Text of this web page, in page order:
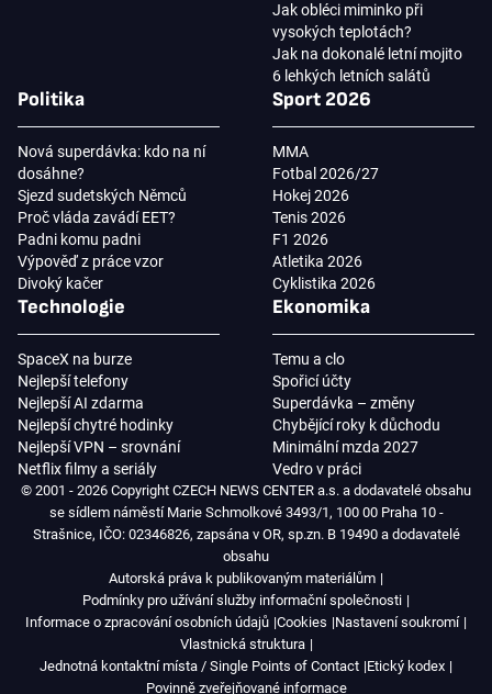
Jak obléci miminko při
vysokých teplotách?
Jak na dokonalé letní mojito
6 lehkých letních salátů
Politika
Nová superdávka: kdo na ní
dosáhne?
Sjezd sudetských Němců
Proč vláda zavádí EET?
Padni komu padni
Výpověď z práce vzor
Divoký kačer
Sport 2026
MMA
Fotbal 2026/27
Hokej 2026
Tenis 2026
F1 2026
Atletika 2026
Cyklistika 2026
Technologie
SpaceX na burze
Nejlepší telefony
Nejlepší AI zdarma
Nejlepší chytré hodinky
Nejlepší VPN – srovnání
Netflix filmy a seriály
Ekonomika
Temu a clo
Spořicí účty
Superdávka – změny
Chybějící roky k důchodu
Minimální mzda 2027
Vedro v práci
© 2001 - 2026 Copyright CZECH NEWS CENTER a.s. a dodavatelé obsahu
se sídlem náměstí Marie Schmolkové 3493/1, 100 00 Praha 10 -
Strašnice, IČO: 02346826, zapsána v OR, sp.zn. B 19490 a dodavatelé
obsahu
Autorská práva k publikovaným materiálům
Podmínky pro užívání služby informační společnosti
Informace o zpracování osobních údajů Cookies Nastavení soukromí
Vlastnická struktura
Jednotná kontaktní místa / Single Points of Contact Etický kodex
Povinně zveřejňované informace